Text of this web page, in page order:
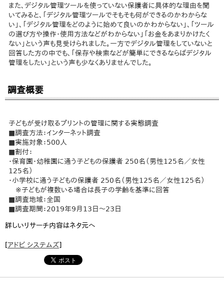
また、デジタル管理ツールを使っていない保護者に具体的な理由を聞
いてみると、「デジタル管理ツールでそもそも何ができるのかわからな
い」、「デジタル管理をどのように始めて良いのかわからない」、「ツール
の選び方や操作・使用方法などがわからない」「お金をあまりかけたく
ない」という声も見受けられました。一方でデジタル管理をしていないと
回答した方の中でも、「保存や検索などが簡単にできるならばデジタル
管理をしたい」という声も少なくありませんでした。
調査概要
子どもが受け取るプリントの管理に関する実態調査
■調査方法：インターネット調査
■実施対象：500人
■割付：
・保育園・幼稚園に通う子どもの保護者 250名（男性125名／女性
125名）
・小学校に通う子どもの保護者 250名（男性125名／女性125名）
※子どもが複数いる場合は長子の学齢を基準に回答
■調査地域：全国
■調査期間：2019年9月13日～23日
詳しいリサーチ内容はネタ元へ
[アドビ システムズ]